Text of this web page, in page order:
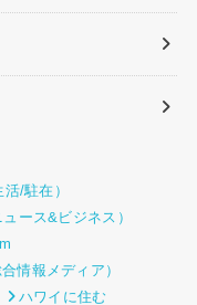
/駐在）
ース&ビジネス）
情報メディア）
ハワイに住む